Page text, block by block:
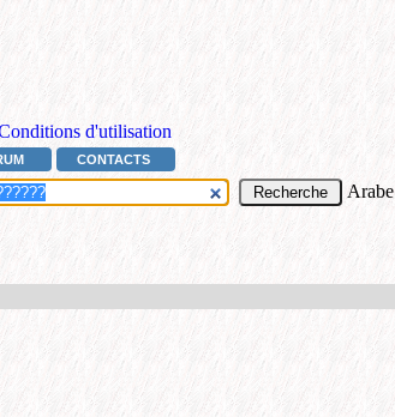
d'utilisation
CONTACTS
Arabe